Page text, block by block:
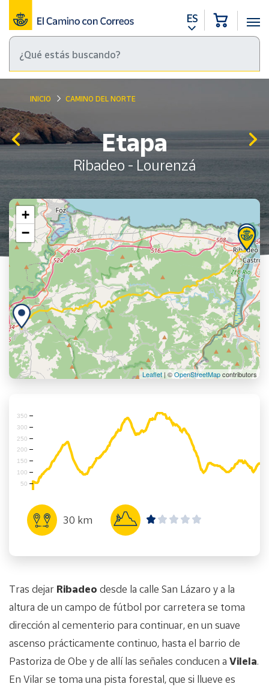
ES
INICIO CAMINO DEL NORTE
Etapa
Ribadeo - Lourenzá
+
−
Leaflet | ©OpenStreetMapcontributors
50
100
150
200
250
300
350
30 km
Tras dejar Ribadeo desde la calle San Lázaro y a la
altura de un campo de fútbol por carretera se toma
dirección al cementerio para continuar, en un suave
ascenso prácticamente continuo, hasta el barrio de
Pastoriza de Obe y de allí las señales conducen a Vilela.
En Vilar se toma una pista forestal, que si llueve es